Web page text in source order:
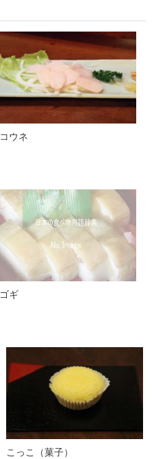
コウネ
ゴギ
こっこ（菓子）